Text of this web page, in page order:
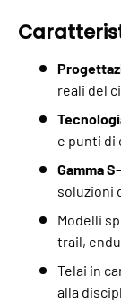
reali del
e punti di
Gamma
soluzioni
Modelli
trail,
Telai in
alla